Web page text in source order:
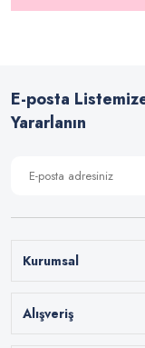
E-posta
Yararlanın
Kurumsal
Alışveriş